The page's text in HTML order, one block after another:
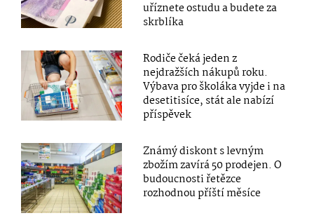
uříznete ostudu a budete za
skrblíka
Rodiče čeká jeden z
nejdražších nákupů roku.
Výbava pro školáka vyjde i na
desetitisíce, stát ale nabízí
příspěvek
Známý diskont s levným
zbožím zavírá 50 prodejen. O
budoucnosti řetězce
rozhodnou příští měsíce